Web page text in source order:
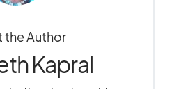
the Author
Kapral